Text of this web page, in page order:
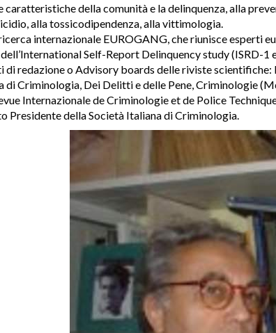
della comunità e la delinquenza, alla
alla tossicodipendenza, alla vittimologia.
internazionale EUROGANG, che riunisce esperti
Self-Report Delinquency study (ISRD-
di redazione o Advisory boards delle riviste
di Criminologia, Dei Delitti e delle Pene, Criminologie
Internazionale de Criminologie et de Police
Presidente della Società Italiana di Criminologia.